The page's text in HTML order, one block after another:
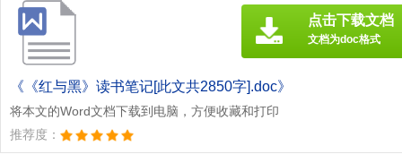
《《红与黑》读书笔记[此文共2850字].doc》
将本文的Word文档下载到电脑，方便收藏和打印
推荐度：
点击下载文档
文档为doc格式